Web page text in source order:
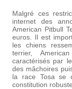
Malgré ces
internet des
American Pitbull
euros. Il est
les chiens
terrier,
caractérisés par
des mâchoires
la race Tosa se
constitution robuste.